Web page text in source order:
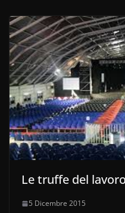
Le truffe del
5 Dicembre 2015